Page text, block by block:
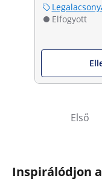
Elfogyott
Első
Inspirálódjon